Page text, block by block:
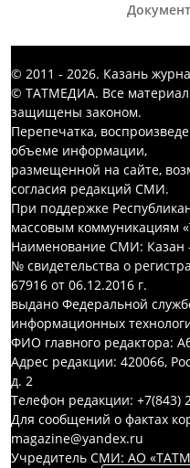
© 2011 - 2026. Казань
© ТАТМЕДИА. Все
защищены законом.
Перепечатка,
объеме информации,
размещенной на сайте,
согласия редакций СМИ.
При поддержке
массовым коммуникациям
Наименование СМИ: Казан
№ свидетельства о
67916 от 06.12.2016 г.
выдано Федеральной
информационных
ФИО главного редактора:
Адрес редакции: 420066,
д. 2
Телефон редакции: +7(843)
Для сообщений о фактах
magazine@yandex.ru
Учредитель СМИ: АО